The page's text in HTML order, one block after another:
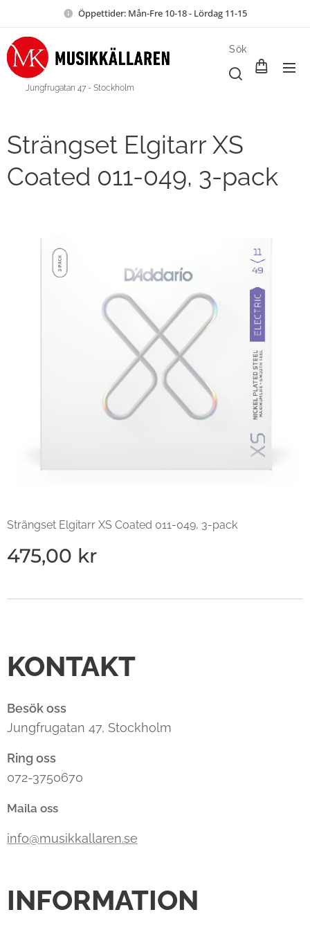
Öppettider: Mån-Fre 10-18 - Lördag 11-15
Jungfrugatan 47 - Stockholm
Sök
Strängset Elgitarr XS
Coated 011-049, 3-pack
Strängset Elgitarr XS Coated 011-049, 3-pack
475,00 kr
KONTAKT
Besök oss
Jungfrugatan 47, Stockholm
Ring oss
072-3750670
Maila oss
info@musikkallaren.se
INFORMATION